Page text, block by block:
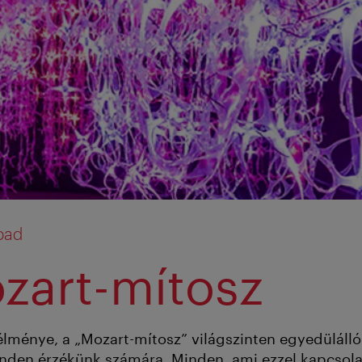
mítosz
a „Mozart-mítosz” világszinten